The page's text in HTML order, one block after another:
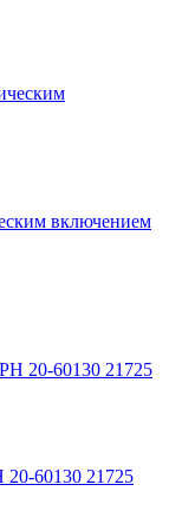
включением
60130 21725